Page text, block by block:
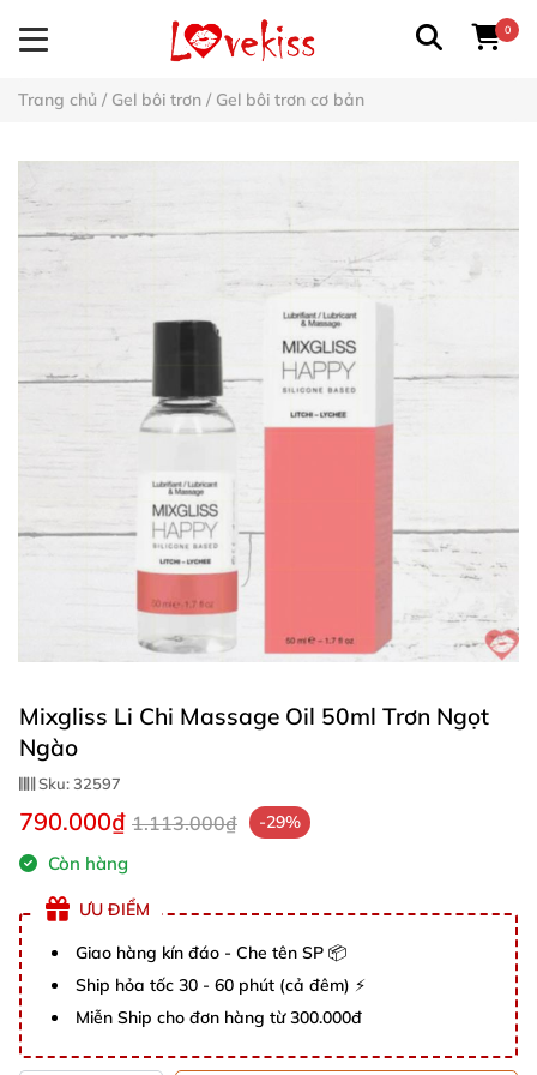
0
Trang chủ / Gel bôi trơn / Gel bôi trơn cơ bản
Mixgliss Li Chi Massage Oil 50ml Trơn Ngọt
Ngào
Sku:32597
790.000₫ 1.113.000₫ -29%
Còn hàng
ƯU ĐIỂM
Giao hàng kín đáo - Che tên SP 📦
Ship hỏa tốc 30 - 60 phút (cả đêm) ⚡
Miễn Ship cho đơn hàng từ 300.000đ